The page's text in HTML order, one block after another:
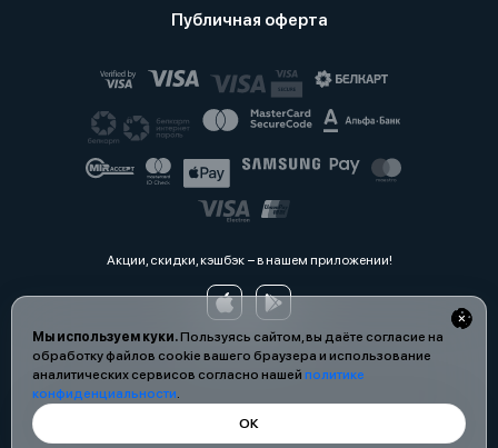
Мы используем куки.Пользуясь сайтом, вы даёте согласие на
обработку файлов cookie вашего браузера и использование
аналитических сервисов согласно нашей политике
конфиденциальности.
ОК
Публичная оферта
Акции, скидки, кэшбэк − в нашем приложении!